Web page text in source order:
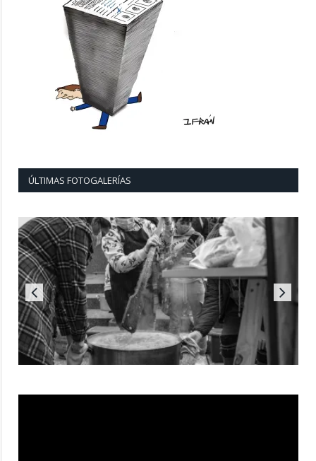
ÚLTIMAS FOTOGALERÍAS